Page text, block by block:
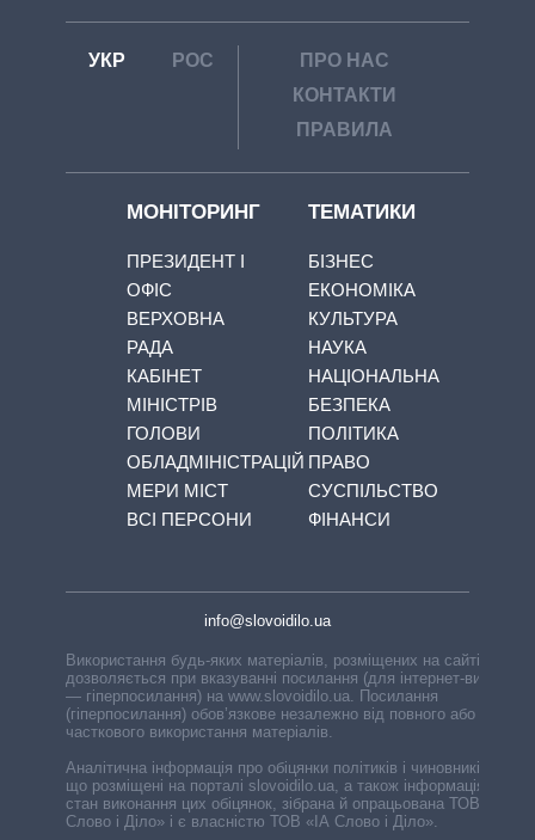
УКР РОС
ПРО НАС
КОНТАКТИ
ПРАВИЛА
МОНІТОРИНГ
ПРЕЗИДЕНТ І
ОФІС
ВЕРХОВНА
РАДА
КАБІНЕТ
МІНІСТРІВ
ГОЛОВИ
ОБЛАДМІНІСТРАЦІЙ
МЕРИ МІСТ
ВСІ ПЕРСОНИ
ТЕМАТИКИ
БІЗНЕС
ЕКОНОМІКА
КУЛЬТУРА
НАУКА
НАЦІОНАЛЬНА
БЕЗПЕКА
ПОЛІТИКА
ПРАВО
СУСПІЛЬСТВО
ФІНАНСИ
info@slovoidilo.ua
Використання будь-яких матеріалів, розміщених на сайті,
дозволяється при вказуванні посилання (для інтернет-видань
— гіперпосилання) на www.slovoidilo.ua. Посилання
(гіперпосилання) обов’язкове незалежно від повного або
часткового використання матеріалів.
Аналітична інформація про обіцянки політиків і чиновників,
що розміщені на порталі slovoidilo.ua, а також інформація про
стан виконання цих обіцянок, зібрана й опрацьована ТОВ «ІА
Слово і Діло» і є власністю ТОВ «ІА Слово і Діло».